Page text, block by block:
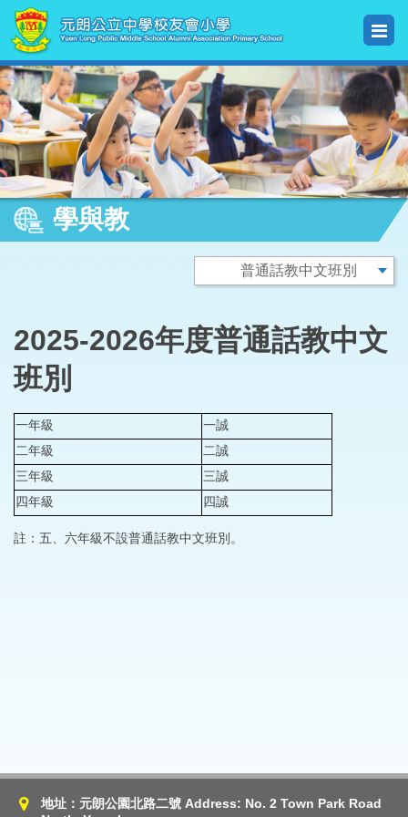
學與教
2025-2026年度普通話教中文
班別
一年級
一誠
二年級
二誠
三年級
三誠
四年級
四誠
註：五、六年級不設普通話教中文班別。
地址：元朗公園北路二號 Address: No. 2 Town Park Road